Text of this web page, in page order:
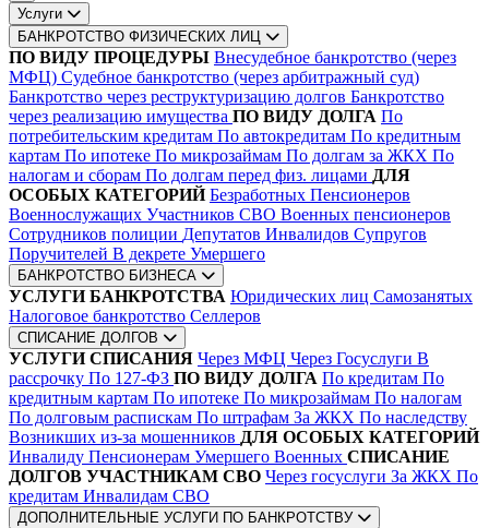
Услуги
БАНКРОТСТВО ФИЗИЧЕСКИХ ЛИЦ
ПО ВИДУ ПРОЦЕДУРЫ Внесудебное банкротство (через
МФЦ) Судебное банкротство (через арбитражный суд)
Банкротство через реструктуризацию долгов Банкротство
через реализацию имущества ПО ВИДУ ДОЛГА По
потребительским кредитам По автокредитам По кредитным
картам По ипотеке По микрозаймам По долгам за ЖКХ По
налогам и сборам По долгам перед физ. лицами ДЛЯ
ОСОБЫХ КАТЕГОРИЙ Безработных Пенсионеров
Военнослужащих Участников СВО Военных пенсионеров
Сотрудников полиции Депутатов Инвалидов Супругов
Поручителей В декрете Умершего
БАНКРОТСТВО БИЗНЕСА
УСЛУГИ БАНКРОТСТВА Юридических лиц Самозанятых
Налоговое банкротство Селлеров
СПИСАНИЕ ДОЛГОВ
УСЛУГИ СПИСАНИЯ Через МФЦ Через Госуслуги В
рассрочку По 127-ФЗ ПО ВИДУ ДОЛГА По кредитам По
кредитным картам По ипотеке По микрозаймам По налогам
По долговым распискам По штрафам За ЖКХ По наследству
Возникших из-за мошенников ДЛЯ ОСОБЫХ КАТЕГОРИЙ
Инвалиду Пенсионерам Умершего Военных СПИСАНИЕ
ДОЛГОВ УЧАСТНИКАМ СВО Через госуслуги За ЖКХ По
кредитам Инвалидам СВО
ДОПОЛНИТЕЛЬНЫЕ УСЛУГИ ПО БАНКРОТСТВУ